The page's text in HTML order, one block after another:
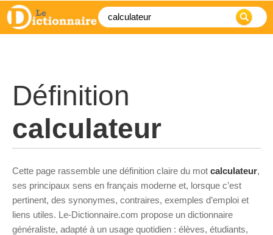
Définition
calculateur
Cette page rassemble une définition claire du mot calculateur,
ses principaux sens en français moderne et, lorsque c’est
pertinent, des synonymes, contraires, exemples d’emploi et
liens utiles. Le-Dictionnaire.com propose un dictionnaire
généraliste, adapté à un usage quotidien : élèves, étudiants,